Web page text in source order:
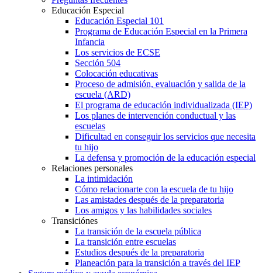
Educación Especial
Educación Especial 101
Programa de Educación Especial en la Primera
Infancia
Los servicios de ECSE
Sección 504
Colocación educativas
Proceso de admisión, evaluación y salida de la
escuela (ARD)
El programa de educación individualizada (IEP)
Los planes de intervención conductual y las
escuelas
Dificultad en conseguir los servicios que necesita
tu hijo
La defensa y promoción de la educación especial
Relaciones personales
La intimidación
Cómo relacionarte con la escuela de tu hijo
Las amistades después de la preparatoria
Los amigos y las habilidades sociales
Transiciónes
La transición de la escuela pública
La transición entre escuelas
Estudios después de la preparatoria
Planeación para la transición a través del IEP